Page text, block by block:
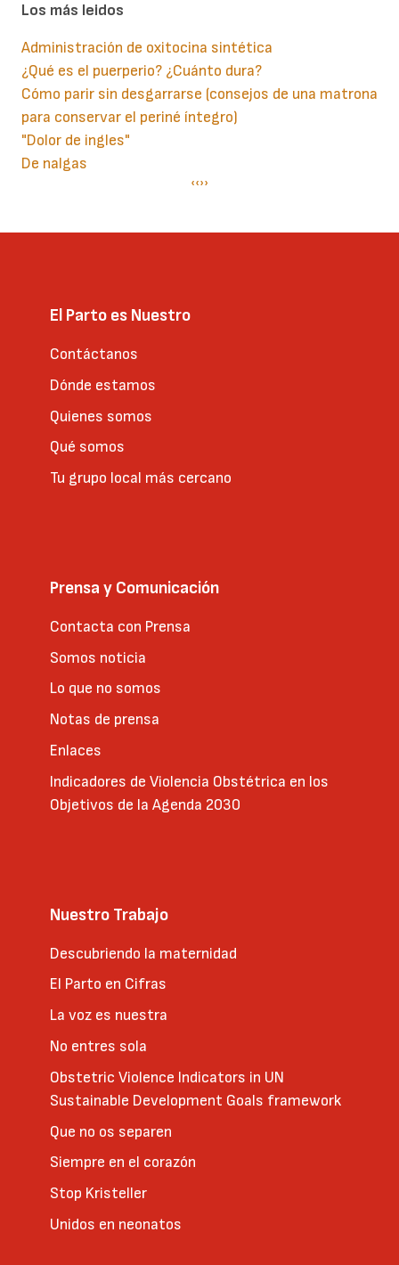
Los más leidos
Administración de oxitocina sintética
¿Qué es el puerperio? ¿Cuánto dura?
Cómo parir sin desgarrarse (consejos de una matrona
para conservar el periné íntegro)
"Dolor de ingles"
De nalgas
Página
‹‹Siguiente
››
El Parto es Nuestro
Contáctanos
Dónde estamos
Quienes somos
Qué somos
Tu grupo local más cercano
Prensa y Comunicación
Contacta con Prensa
Somos noticia
Lo que no somos
Notas de prensa
Enlaces
Indicadores de Violencia Obstétrica en los
Objetivos de la Agenda 2030
Nuestro Trabajo
Descubriendo la maternidad
El Parto en Cifras
La voz es nuestra
No entres sola
Obstetric Violence Indicators in UN
Sustainable Development Goals framework
Que no os separen
Siempre en el corazón
Stop Kristeller
Unidos en neonatos